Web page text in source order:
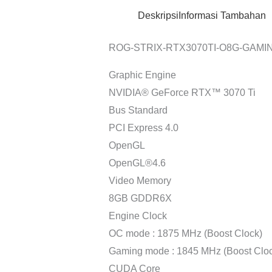
Deskripsi Informasi Tambahan
ROG-STRIX-RTX3070TI-O8G-
Graphic Engine
NVIDIA® GeForce RTX™ 3070 Ti
Bus Standard
PCI Express 4.0
OpenGL
OpenGL®4.6
Video Memory
8GB GDDR6X
Engine Clock
OC mode : 1875 MHz (Boost Clock)
Gaming mode : 1845 MHz (Boost
CUDA Core